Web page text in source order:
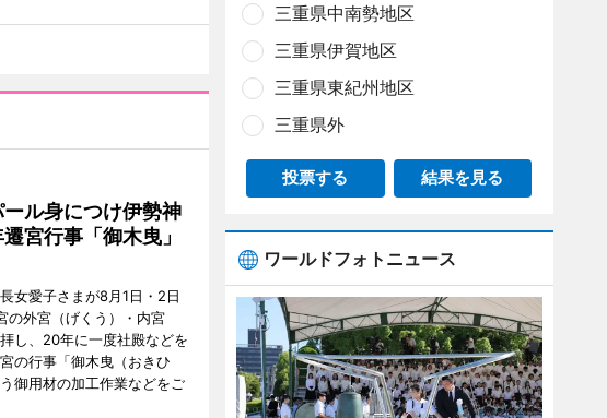
ル身につけ伊勢神
宮行事「御木曳」
女愛子さまが8月1日・2日
の外宮（げくう）・内宮
拝し、20年に一度社殿などを
の行事「御木曳（おきひ
御用材の加工作業などをご
三重県中南勢地区
三重県伊賀地区
三重県東紀州地区
三重県外
投票する 結果を見る
ワールドフォトニュース